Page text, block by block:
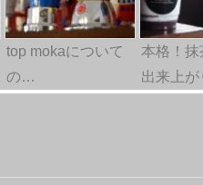
top mokaについて
の…
本格！抹
出来上